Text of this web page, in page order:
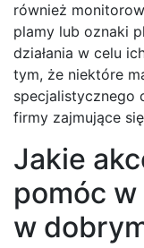
również
plamy lub oznaki
działania w celu
tym, że niektóre
specjalistycznego
firmy zajmujące
Jakie
pomóc
w